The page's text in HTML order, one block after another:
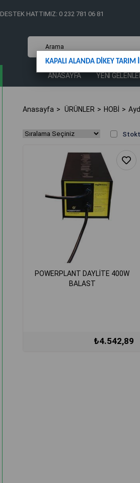
DESTEK HATTIMIZ: 0 232 781 06 81
ANASAYFA YENİ
Anasayfa ÜRÜNLER HOBİ
POWERPLANT DAYLİTE 400W
BALAST
₺4.542,89
KAPALI ALANDA DİKEY TARIM